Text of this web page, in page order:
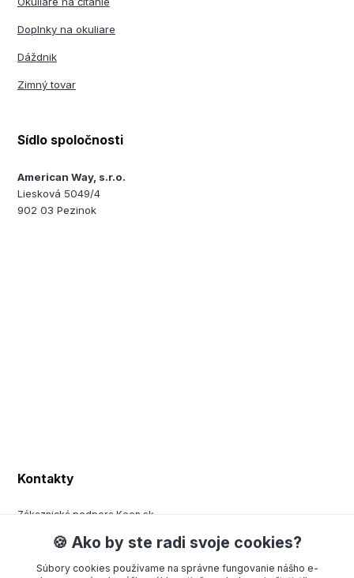
Doplnky na okuliare
Dáždnik
Zimný tovar
Sídlo spoločnosti
American Way, s.r.o.
Liesková 5049/4
902 03 Pezinok
Kontakty
Zákaznická podpora Keen.sk
+420 377 443 970
(Po-Pá, 8-15 hod.)
🍪 Ako by ste radi svoje cookies?
Súbory cookies používame na správne fungovanie nášho e-